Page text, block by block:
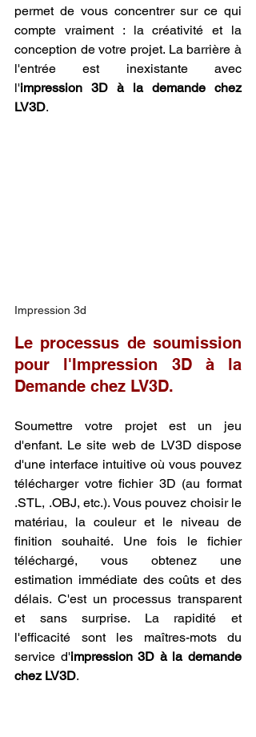
permet de vous concentrer sur ce qui
compte vraiment : la créativité et la
conception de votre projet. La barrière à
l'entrée est inexistante avec
l'impression 3D à la demande chez
LV3D.
Impression 3d
Le processus de soumission
pour l'Impression 3D à la
Demande chez LV3D.
Soumettre votre projet est un jeu
d'enfant. Le site web de LV3D dispose
d'une interface intuitive où vous pouvez
télécharger votre fichier 3D (au format
.STL, .OBJ, etc.). Vous pouvez choisir le
matériau, la couleur et le niveau de
finition souhaité. Une fois le fichier
téléchargé, vous obtenez une
estimation immédiate des coûts et des
délais. C'est un processus transparent
et sans surprise. La rapidité et
l'efficacité sont les maîtres-mots du
service d'impression 3D à la demande
chez LV3D.